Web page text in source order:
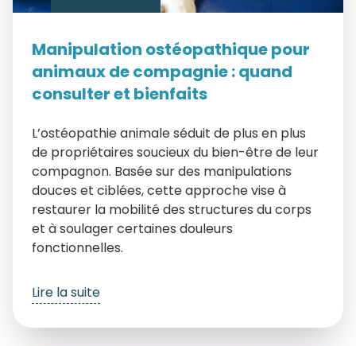
Manipulation ostéopathique pour
animaux de compagnie : quand
consulter et bienfaits
L’ostéopathie animale séduit de plus en plus
de propriétaires soucieux du bien-être de leur
compagnon. Basée sur des manipulations
douces et ciblées, cette approche vise à
restaurer la mobilité des structures du corps
et à soulager certaines douleurs
fonctionnelles.
Lire la suite